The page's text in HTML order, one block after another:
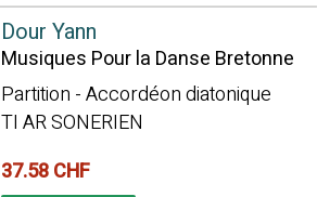
Dour Yann
Musiques Pour la Danse Bretonne
Partition - Accordéon diatonique
TI AR SONERIEN
37.58 CHF